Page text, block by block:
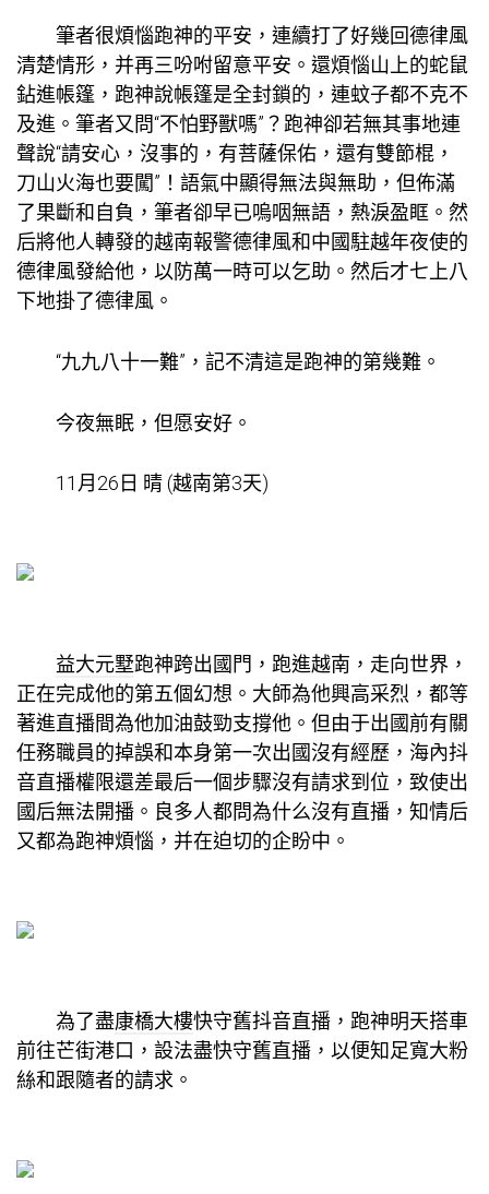
筆者很煩惱跑神的平安，連續打了好幾回德律風
清楚情形，并再三吩咐留意平安。還煩惱山上的蛇鼠
鉆進帳篷，跑神說帳篷是全封鎖的，連蚊子都不克不
及進。筆者又問“不怕野獸嗎”？跑神卻若無其事地連
聲說“請安心，沒事的，有菩薩保佑，還有雙節棍，
刀山火海也要闖”！語氣中顯得無法與無助，但佈滿
了果斷和自負，筆者卻早已嗚咽無語，熱淚盈眶。然
后將他人轉發的越南報警德律風和中國駐越年夜使的
德律風發給他，以防萬一時可以乞助。然后才七上八
下地掛了德律風。
“九九八十一難”，記不清這是跑神的第幾難。
今夜無眠，但愿安好。
11月26日 晴 (越南第3天)
益大元墅跑神跨出國門，跑進越南，走向世界，
正在完成他的第五個幻想。大師為他興高采烈，都等
著進直播間為他加油鼓勁支撐他。但由于出國前有關
任務職員的掉誤和本身第一次出國沒有經歷，海內抖
音直播權限還差最后一個步驟沒有請求到位，致使出
國后無法開播。良多人都問為什么沒有直播，知情后
又都為跑神煩惱，并在迫切的企盼中。
為了盡康橋大樓快守舊抖音直播，跑神明天搭車
前往芒街港口，設法盡快守舊直播，以便知足寬大粉
絲和跟隨者的請求。